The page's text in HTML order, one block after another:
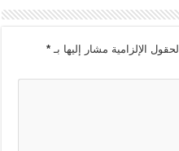
الحقول الإلزامية مشار إليها بـ*